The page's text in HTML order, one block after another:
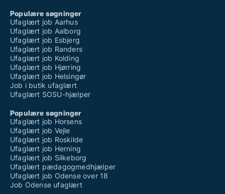
Populære søgninger
Ufaglært job Aarhus
Ufaglært job Aalborg
Ufaglært job Esbjerg
Ufaglært job Randers
Ufaglært job Kolding
Ufaglært job Hjørring
Ufaglært job Helsingør
Job i butik ufaglært
Ufaglært SOSU-hjælper
Populære søgninger
Ufaglært job Horsens
Ufaglært job Vejle
Ufaglært job Roskilde
Ufaglært job Herning
Ufaglært job Silkeborg
Ufaglært pædagogmedhjælper
Ufaglært job Odense over 18
Job Odense ufaglært